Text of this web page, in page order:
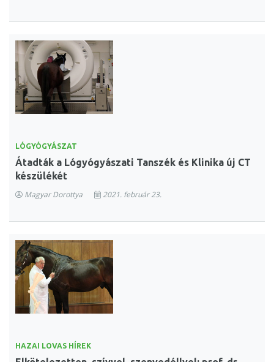
LÓGYÓGYÁSZAT
Átadták a Lógyógyászati Tanszék és Klinika új CT
készülékét
Magyar Dorottya 2021. február 23.
HAZAI LOVAS HÍREK